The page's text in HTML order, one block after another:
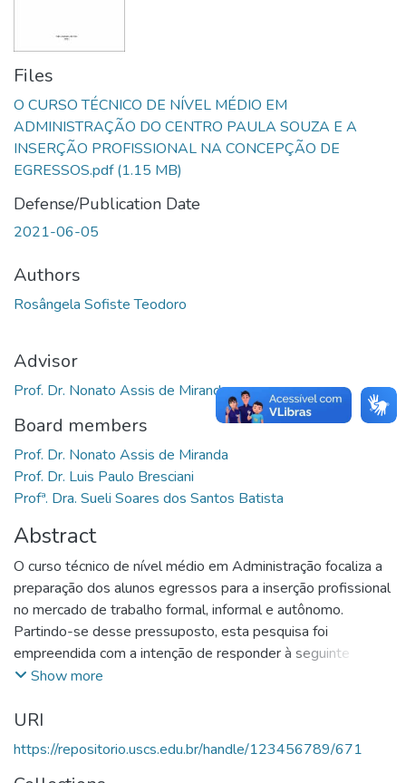
Files
O CURSO TÉCNICO DE NÍVEL MÉDIO EM
ADMINISTRAÇÃO DO CENTRO PAULA SOUZA E A
INSERÇÃO PROFISSIONAL NA CONCEPÇÃO DE
EGRESSOS.pdf(1.15 MB)
Defense/Publication Date
2021-06-05
Authors
Rosângela Sofiste Teodoro
Advisor
Prof. Dr. Nonato Assis de Miranda
Board members
Prof. Dr. Nonato Assis de Miranda
Prof. Dr. Luis Paulo Bresciani
Profª. Dra. Sueli Soares dos Santos Batista
Abstract
O curso técnico de nível médio em Administração focaliza a
preparação dos alunos egressos para a inserção profissional
no mercado de trabalho formal, informal e autônomo.
Partindo-se desse pressuposto, esta pesquisa foi
empreendida com a intenção de responder à seguinte
indagação: como o curso técnico de nível médio em
egressos? Como objetivo geral, procurou-se investigar e
analisar a formação tecno-profissional e a inserção no
mercado de trabalho de alunos egressos do curso técnico
Show more
URI
https://repositorio.uscs.edu.br/handle/123456789/671